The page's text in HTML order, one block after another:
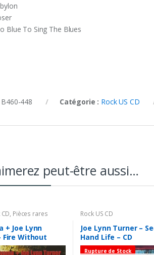
Blue To Sing The Blues
B460-448 Catégorie : Rock US CD
peut-être aussi…
, Pièces rares
+ Joe Lynn
Fire Without
Rock US CD
Joe Lynn Turner –
Hand Life – CD
Rupture de Stock